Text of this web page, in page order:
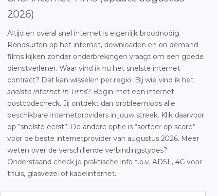
2026)
Altijd en overal snel internet is eigenlijk broodnodig.
Rondsurfen op het internet, downloaden en on demand
films kijken zonder onderbrekingen vraagt om een goede
dienstverlener. Waar vind ik nu het snelste internet
contract? Dat kan wisselen per regio. Bij wie vind ik het
snelste internet in Tirns? Begin met een internet
postcodecheck. Jij ontdekt dan probleemloos alle
beschikbare internetproviders in jouw streek. Klik daarvoor
op “snelste eerst”. De andere optie is “sorteer op score”
voor de beste internetprovider van augustus 2026. Meer
weten over de verschillende verbindingstypes?
Onderstaand check je praktische info t.o.v. ADSL, 4G voor
thuis, glasvezel of kabelinternet.